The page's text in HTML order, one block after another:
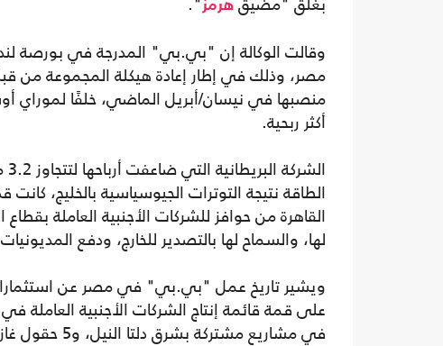
هرمز
وقالت الوكالة إن "بي.بي" المدرجة في بورصة
مصر، وذلك في إطار إعادة هيكلة المجموعة من
منصبها في نيسان/أبريل الماضي، خلفًا لموراي
أكثر ربحية.
الطاقة نتيجة التوترات الجيوسياسية بالخليج،
القاهرة من حوافز للشركات الأجنبية العاملة
لها، والسماح لها بالتصدير للخارج، ودفع
في مشاريع مشتركة بشرق دلتا النيل، و5 حقول غاز تديرها "بي.بي" في غرب دلتا النيل بالبحر المتوسط.